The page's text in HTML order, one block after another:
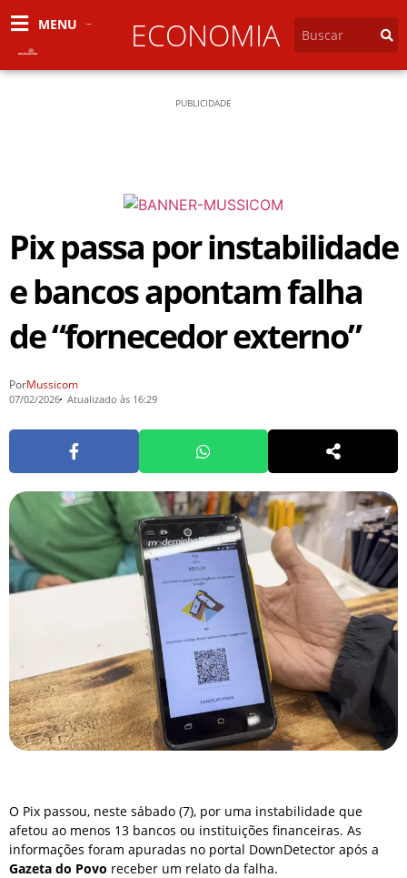
MENU ECONOMIA
PUBLICIDADE
Pix passa por instabilidade
e bancos apontam falha
de “fornecedor externo”
PorMussicom
07/02/2026 Atualizado às 16:29
O Pix passou, neste sábado (7), por uma instabilidade que
afetou ao menos 13 bancos ou instituições financeiras. As
informações foram apuradas no portal DownDetector após a
Gazeta do Povo receber um relato da falha.